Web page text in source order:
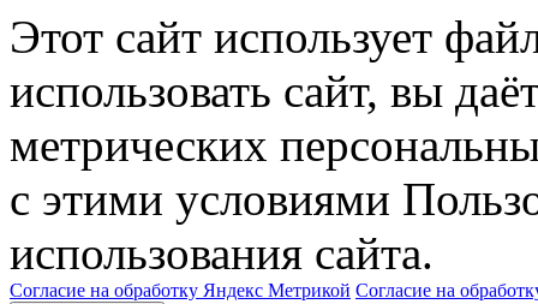
Этот сайт использует
использовать сайт, вы
метрических
с этими условиями
использования сайта.
Согласие на обработку Яндекс Метрикой Согласие на